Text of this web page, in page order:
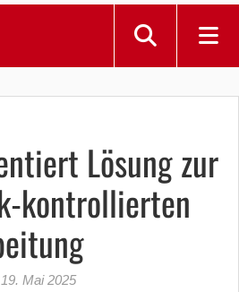
Lösung zur
kontrollierten
19. Mai 2025